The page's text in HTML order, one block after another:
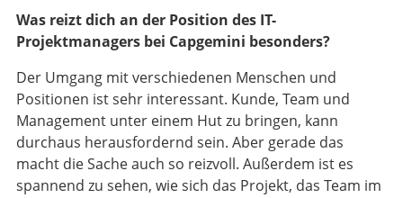
Was reizt dich an der Position des IT-
Projektmanagers bei Capgemini besonders?
Der Umgang mit verschiedenen Menschen und
Positionen ist sehr interessant. Kunde, Team und
Management unter einem Hut zu bringen, kann
durchaus herausfordernd sein. Aber gerade das
macht die Sache auch so reizvoll. Außerdem ist es
spannend zu sehen, wie sich das Projekt, das Team im